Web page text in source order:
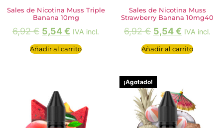
Sales de Nicotina Muss Triple
Banana 10mg
6,92€ 5,54€ IVA incl.
Añadir al carrito
Sales de Nicotina Muss
Strawberry Banana 10mg40
6,92€ 5,54€ IVA incl.
Añadir al carrito
¡Agotado!